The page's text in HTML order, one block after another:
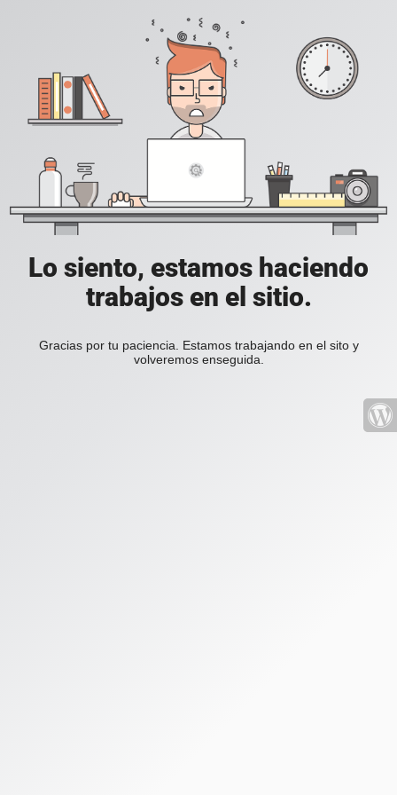
Lo siento, estamos haciendo
trabajos en el sitio.
Gracias por tu paciencia. Estamos trabajando en el sito y
volveremos enseguida.